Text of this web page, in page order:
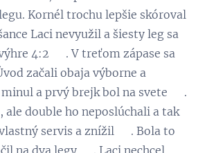
Kornél trochu lepšie skóroval
Laci nevyužil a šiesty leg sa
4:2 👏. V treťom zápase sa
začali obaja výborne a
a prvý brejk bol na svete 😉.
double ho neposlúchali a tak
servis a znížil 💪. Bola to
na dva legy 👏. Laci nechcel